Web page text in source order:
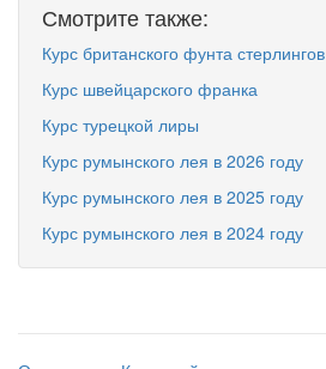
Смотрите также:
Курс британского фунта стерлингов
Курс швейцарского франка
Курс турецкой лиры
Курс румынского лея в 2026 году
Курс румынского лея в 2025 году
Курс румынского лея в 2024 году